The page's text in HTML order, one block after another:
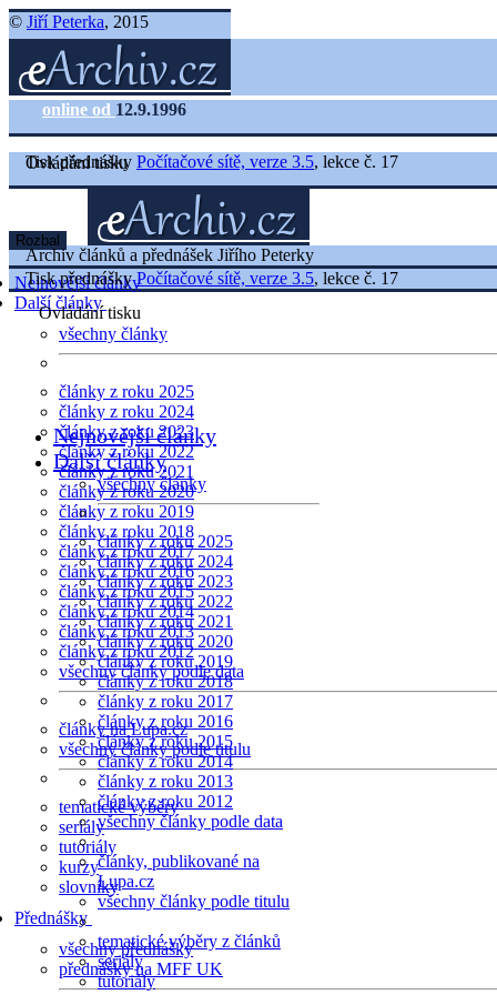
© Jiří Peterka, 2015
online od 12.9.1996
Ovládání tisku
Nejnovější články
Další články
všechny články
články z roku 2025
články z roku 2024
články z roku 2023
články z roku 2022
články z roku 2021
články z roku 2020
články z roku 2019
články z roku 2018
články z roku 2017
články z roku 2016
články z roku 2015
články z roku 2014
články z roku 2013
články z roku 2012
všechny články podle data
články na Lupa.cz
všechny články podle titulu
tematické výběry
seriály
tutoriály
kurzy
slovníky
Přednášky
všechny přednášky
přednášky na MFF UK
Tisk přednášky Počítačové sítě, verze 3.5, lekce č. 17
Rozbal
Archiv článků a přednášek Jiřího Peterky
Tisk přednáškyPočítačové sítě, verze 3.5, lekce č. 17
Ovládání tisku
Nejnovější články
Další články
všechny články
články z roku 2025
články z roku 2024
články z roku 2023
články z roku 2022
články z roku 2021
články z roku 2020
články z roku 2019
články z roku 2018
články z roku 2017
články z roku 2016
články z roku 2015
články z roku 2014
články z roku 2013
články z roku 2012
všechny články podle data
články, publikované na
Lupa.cz
všechny články podle titulu
tematické výběry z článků
seriály
tutoriály